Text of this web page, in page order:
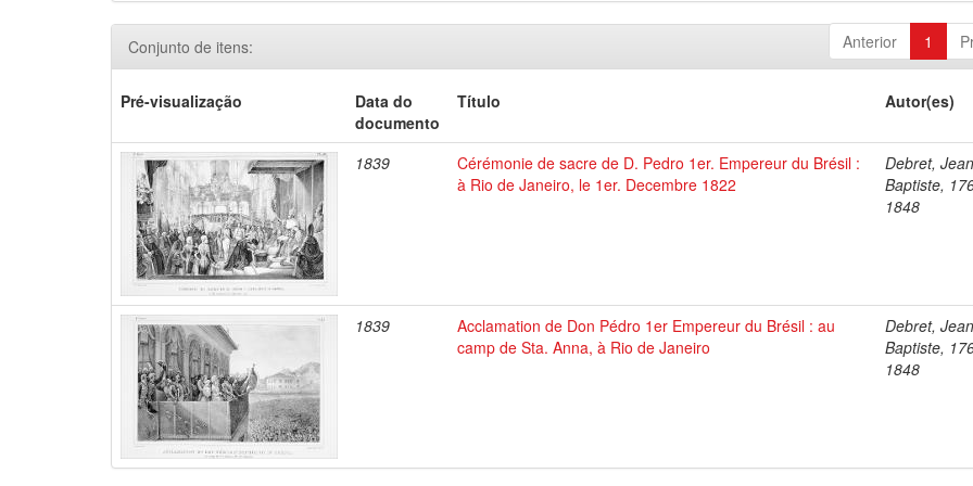
Anterior 1
Conjunto de itens:
Pré-visualização
Data do
documento
Título Autor(es)
1839
Cérémonie de sacre de D. Pedro 1er. Empereur du Brésil :
à Rio de Janeiro, le 1er. Decembre 1822
Debret, Jean
Baptiste,
1848
1839
Acclamation de Don Pédro 1er Empereur du Brésil : au
camp de Sta. Anna, à Rio de Janeiro
Debret, Jean
Baptiste,
1848